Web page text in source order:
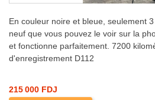
En couleur noire et bleue, seulement
neuf que vous pouvez le voir sur la
et fonctionne parfaitement. 7200
d'enregistrement D112
215 000 FDJ